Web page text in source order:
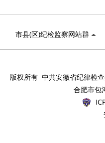
市县(区)纪检监察网站群
版权所有 中共安徽省纪律检
合肥市包